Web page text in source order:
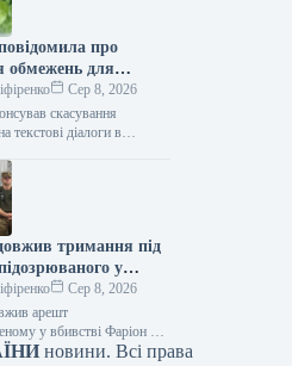
про
обмежень для
розмов у ChatGPT
планах
Сер 8, 2026
скасування
текстові діалоги в
16:59 Укрінформ
компанія OpenAI
тримання під
у
Фаріон на два
Сер 8, 2026
арешт
у вбивстві Фаріон на
17:19 Укрінформ
новини. Всі права